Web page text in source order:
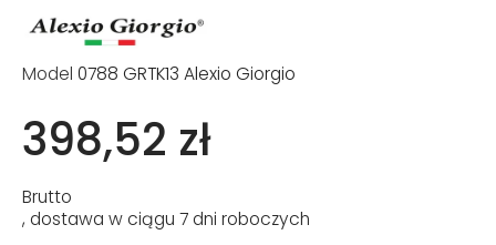
Model 0788 GRTK13 Alexio Giorgio
398,52 zł
Brutto
, dostawa w ciągu 7 dni roboczych